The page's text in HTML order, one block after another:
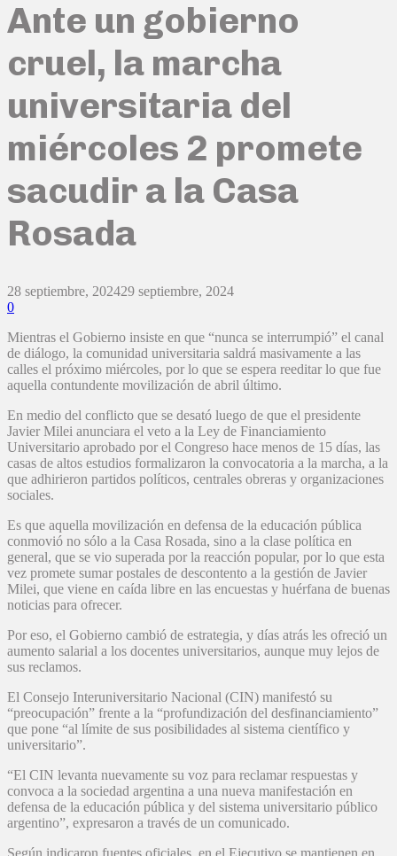
Ante un gobierno
cruel, la marcha
universitaria del
miércoles 2 promete
sacudir a la Casa
Rosada
28 septiembre, 202429 septiembre, 2024
0
Mientras el Gobierno insiste en que “nunca se interrumpió” el canal
de diálogo, la comunidad universitaria saldrá masivamente a las
calles el próximo miércoles, por lo que se espera reeditar lo que fue
aquella contundente movilización de abril último.
En medio del conflicto que se desató luego de que el presidente
Javier Milei anunciara el veto a la Ley de Financiamiento
Universitario aprobado por el Congreso hace menos de 15 días, las
casas de altos estudios formalizaron la convocatoria a la marcha, a la
que adhirieron partidos políticos, centrales obreras y organizaciones
sociales.
Es que aquella movilización en defensa de la educación pública
conmovió no sólo a la Casa Rosada, sino a la clase política en
general, que se vio superada por la reacción popular, por lo que esta
vez promete sumar postales de descontento a la gestión de Javier
Milei, que viene en caída libre en las encuestas y huérfana de buenas
noticias para ofrecer.
Por eso, el Gobierno cambió de estrategia, y días atrás les ofreció un
aumento salarial a los docentes universitarios, aunque muy lejos de
sus reclamos.
El Consejo Interuniversitario Nacional (CIN) manifestó su
“preocupación” frente a la “profundización del desfinanciamiento”
que pone “al límite de sus posibilidades al sistema científico y
universitario”.
“El CIN levanta nuevamente su voz para reclamar respuestas y
convoca a la sociedad argentina a una nueva manifestación en
defensa de la educación pública y del sistema universitario público
argentino”, expresaron a través de un comunicado.